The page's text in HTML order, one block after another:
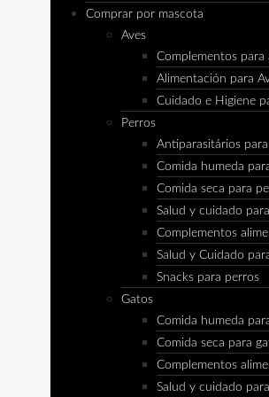
Comprar por mascota
Aves
Complementos para
Alimentación para
Cuidado e Higiene
Perros
Antiparasitários
Comida humeda
Comida seca para
Salud y cuidado
Complementos
Salud y Cuidado
Snacks para perros
Gatos
Comida humeda
Comida seca para
Complementos
Salud y cuidado